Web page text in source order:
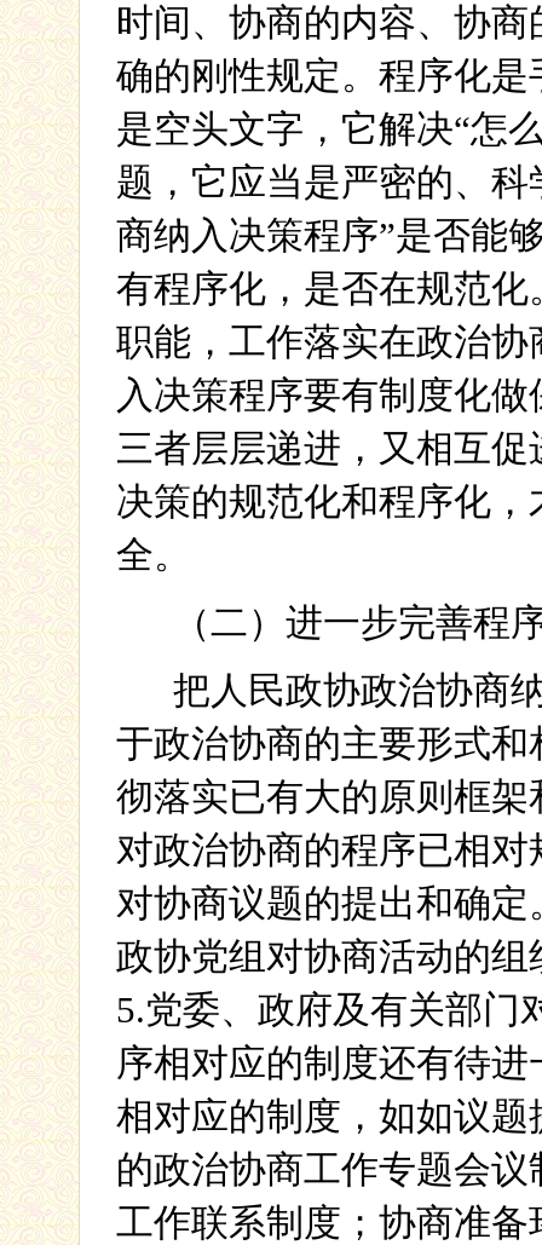
时间、协商的内容、协
确的刚性规定。程序化
是空头文字，它解决“怎
题，它应当是严密的、
商纳入决策程序”是否能
有程序化，是否在规范
职能，工作落实在政治
入决策程序要有制度化
三者层层递进，又相互
决策的规范化和程序化
全。
（二）进一步完善程
把人民政协政治协商
于政治协商的主要形式
彻落实已有大的原则框
对政治协商的程序已相
对协商议题的提出和确定
政协党组对协商活动的组
5.党委、政府及有关部门
序相对应的制度还有待
相对应的制度，如如议
的政治协商工作专题会
工作联系制度；协商准